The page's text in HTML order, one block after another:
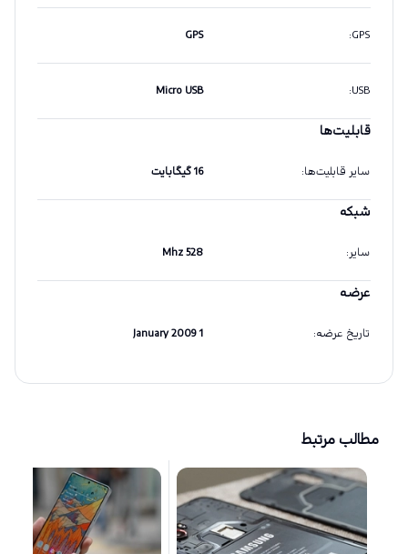
GPS
:
GPS
USB
:
Micro USB
قابلیت‌ها
سایر قابلیت‌ها: 16 گیگابایت
شبکه
سایر:
528 Mhz
عرضه
تاریخ عرضه:
1 January 2009
مطالب مرتبط